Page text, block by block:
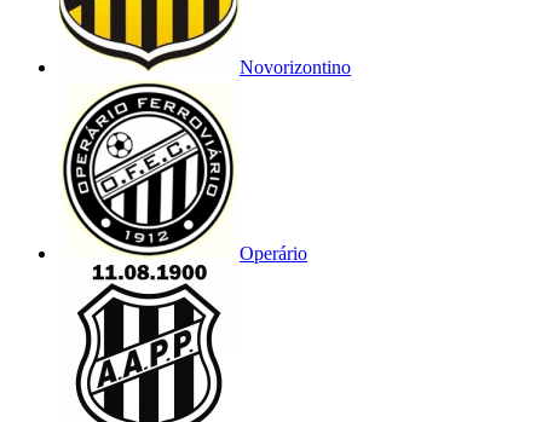
Novorizontino
Operário